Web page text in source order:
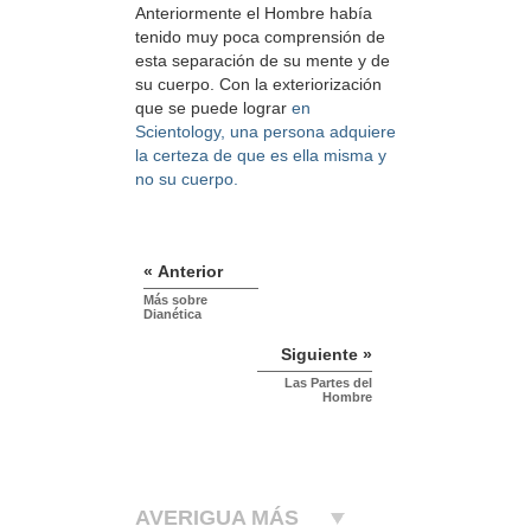
Anteriormente el Hombre había
tenido muy poca comprensión de
esta separación de su mente y de
su cuerpo. Con la exteriorización
que se puede lograr en
Scientology, una persona adquiere
la certeza de que es ella misma y
no su cuerpo.
« Anterior
Más sobre
Dianética
Siguiente »
Las Partes del
Hombre
AVERIGUA MÁS